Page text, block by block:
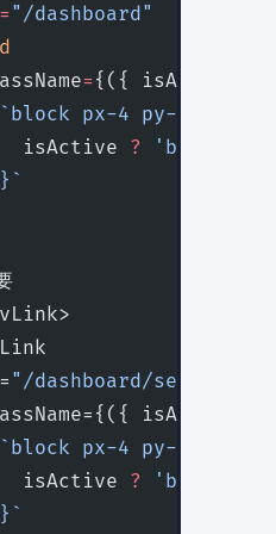
= "/dashboard"
= {({ isActive })
px-4 py-2
isActive
? 'bg-blue-
"/dashboard/settings"
isActive
px-4 py-2
isActive
? 'bg-blue-